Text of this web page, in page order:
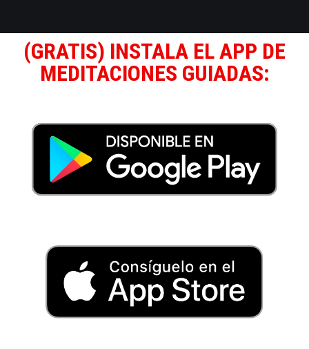
(GRATIS) INSTALA EL APP DE
MEDITACIONES GUIADAS: